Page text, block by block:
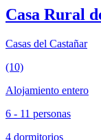
Casa Rural
Casas del Castañar
(10)
Alojamiento entero
6 - 11 personas
4 dormitorios